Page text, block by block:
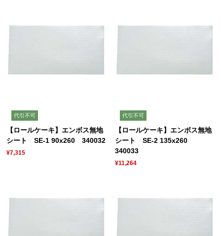
代引不可
【ロールケーキ】エンボス無地
シート SE-1 90x260 340032
¥7,315
代引不可
【ロールケーキ】エンボス無地
シート SE-2 135x260
340033
¥11,264